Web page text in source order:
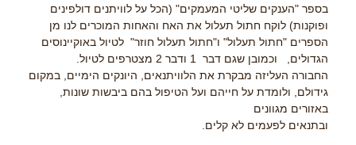
בספר "הענקים שליטי המעמקים" (הכל על לוויתנים דולפינים
ופוקנות) לוקח חתול תעלול את האח והאחות המוכרים לנו מן
הספרים "חתול תעלול" ו"חתול תעלול חוזר" לטיול באוקיינוסים
הגדולים, וכמובן שגם דבר 1 ודבר 2 מצטרפים לטיול.
החבורה העליזה מבקרת את הלוויתנאים, היונקים הימיים, במקום
גידולם, ולומדת על חייהם ועל הטיפול בהם ביבשות שונות,
באזורים מגוונים
ובתנאים לפעמים לא קלים.